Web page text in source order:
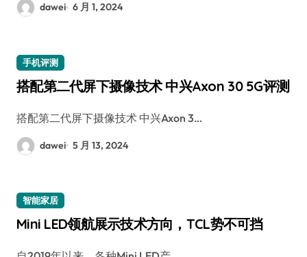
dawei 6 月 1, 2024
手机评测
搭配第二代屏下摄像技术 中兴Axon 30 5G评测
搭配第二代屏下摄像技术 中兴Axon 3…
dawei 5 月 13, 2024
智能家居
Mini LED领航展示技术方向，TCL势不可挡